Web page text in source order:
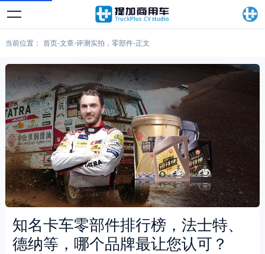
当前位置： 首页-文章-评测实拍 ， 零部件-正文
知名卡车零部件排行榜，法士特、
德纳等，哪个品牌最让您认可？